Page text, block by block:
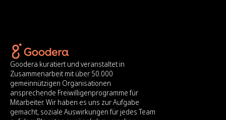
Goodera kuratiert und veranstaltet in
Zusammenarbeit mit über 50.000
gemeinnützigen Organisationen
ansprechende Freiwilligenprogramme für
Mitarbeiter. Wir haben es uns zur Aufgabe
gemacht, soziale Auswirkungen für jedes Team